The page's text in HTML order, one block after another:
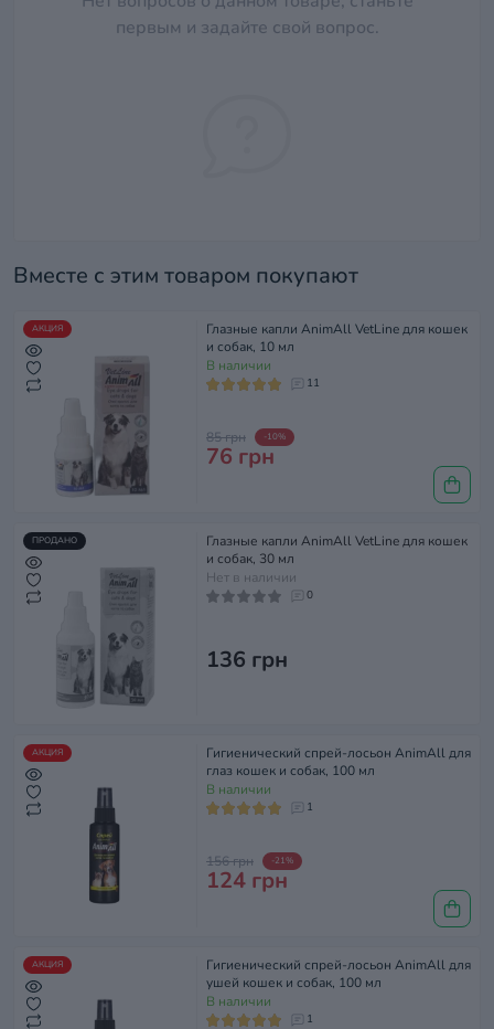
первым и задайте свой вопрос.
Вместе с этим товаром покупают
АКЦИЯ
Глазные капли AnimAll VetLine для кошек
и собак, 10 мл
В наличии
11
85 грн -10%
76 грн
ПРОДАНО
Глазные капли AnimAll VetLine для кошек
и собак, 30 мл
Нет в наличии
0
136 грн
АКЦИЯ
Гигиенический спрей-лосьон AnimAll для
глаз кошек и собак, 100 мл
В наличии
1
156 грн -21%
124 грн
АКЦИЯ
Гигиенический спрей-лосьон AnimAll для
ушей кошек и собак, 100 мл
В наличии
1